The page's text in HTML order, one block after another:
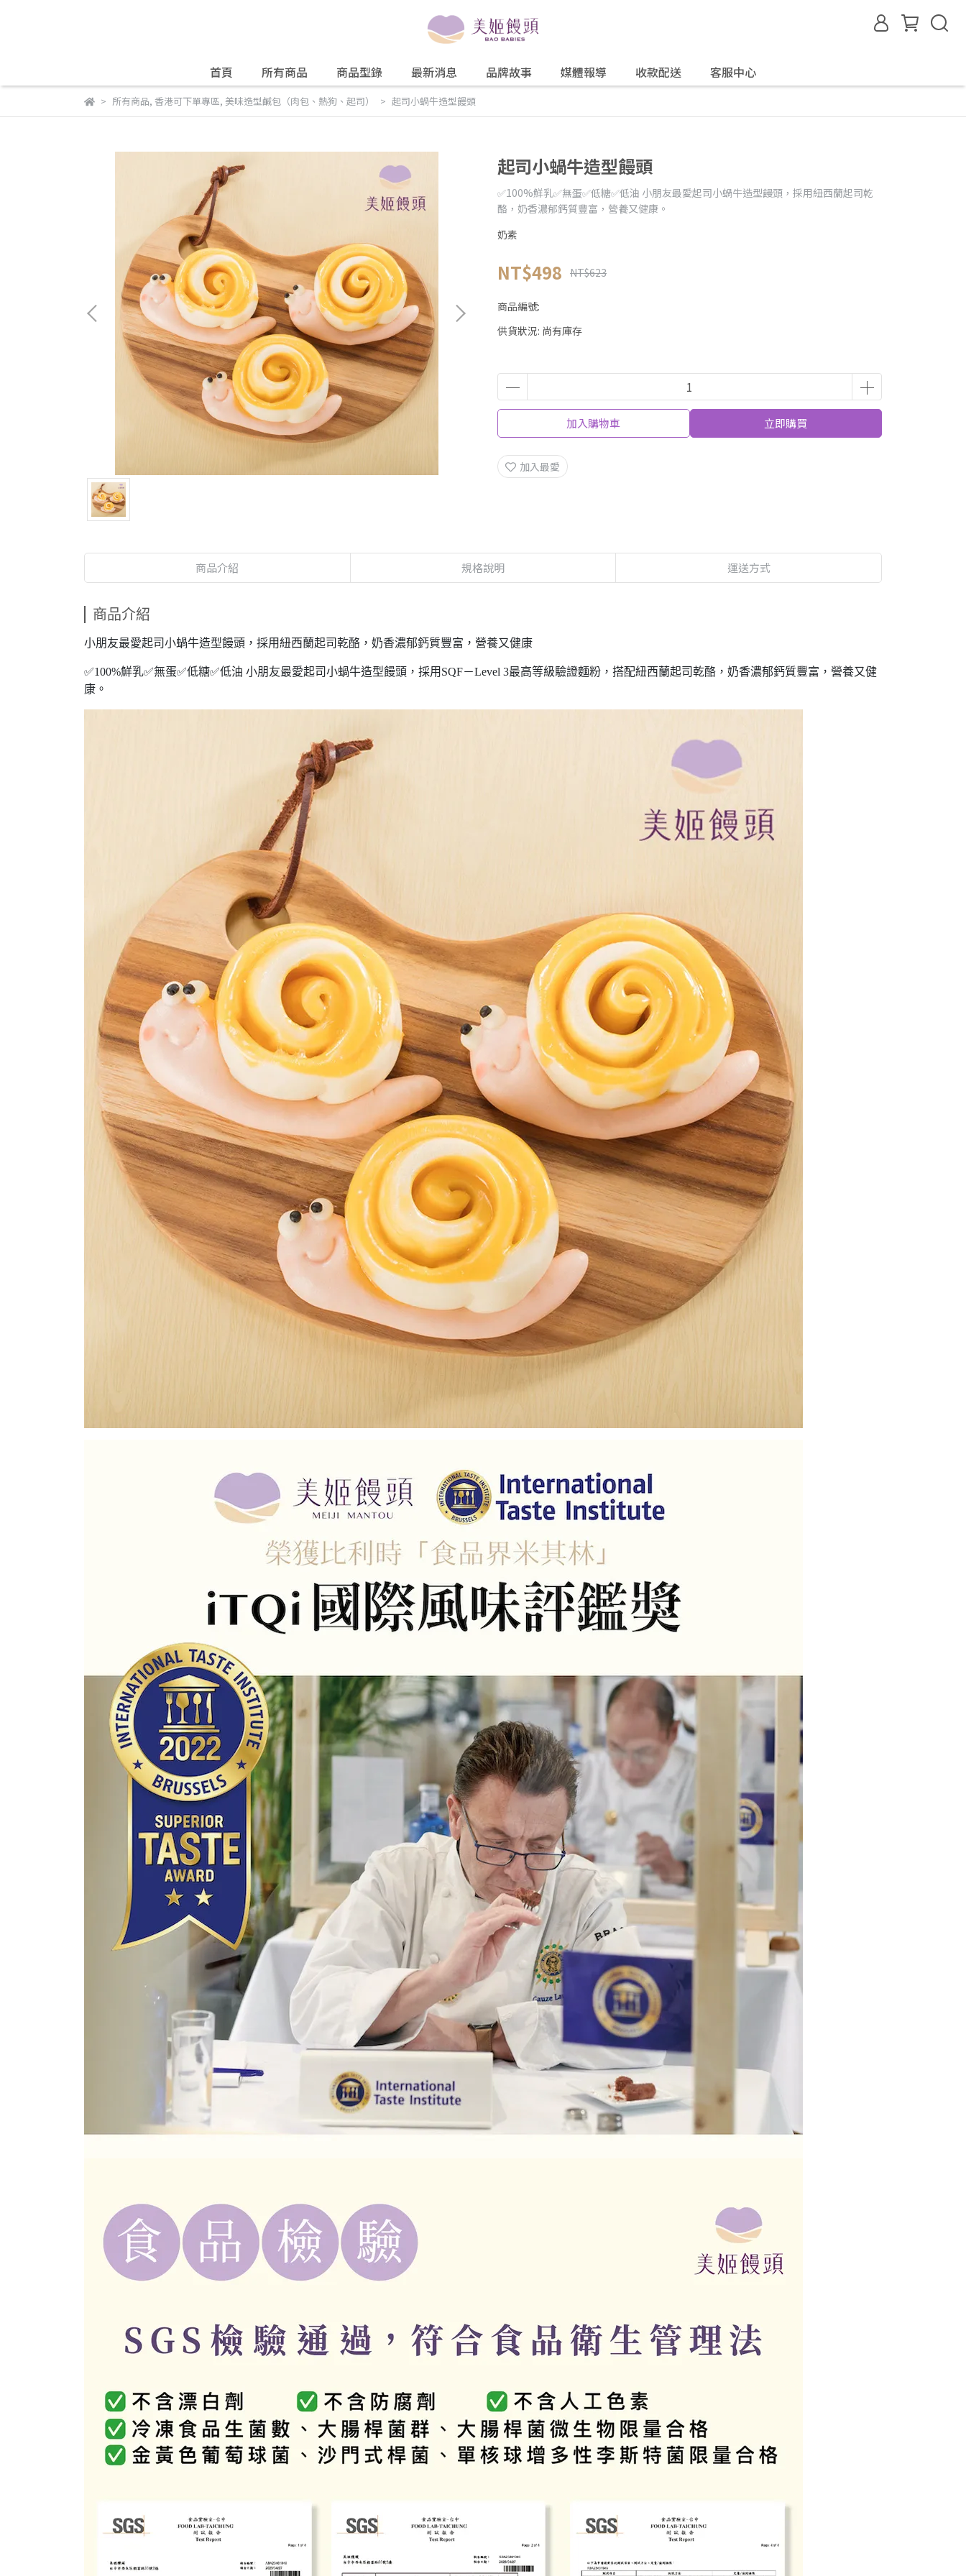
首頁 所有商品 商品型錄 最新消息 品牌故事 媒體報導 收款配送 客服中心
所有商品, 香港可下單專區, 美味造型鹹包（肉包、熱狗、起司） 起司小蝸牛造型饅頭
起司小蝸牛造型饅頭
✅100%鮮乳✅無蛋✅低糖✅低油 小朋友最愛起司小蝸牛造型饅頭，採用紐西蘭起司乾
酪，奶香濃郁鈣質豐富，營養又健康。
奶素
NT$498 NT$623
商品編號:
供貨狀況: 尚有庫存
加入購物車 立即購買
加入最愛
商品介紹 規格說明 運送方式
商品介紹
小朋友最愛起司小蝸牛造型饅頭，採用紐西蘭起司乾酪，奶香濃郁鈣質豐富，營養又健康
✅100%鮮乳✅無蛋✅低糖✅低油 小朋友最愛起司小蝸牛造型饅頭，採用SQF－Level 3最高等級驗證麵粉，搭配紐西蘭起司乾酪，奶香濃郁鈣質豐富，營養又健
康。